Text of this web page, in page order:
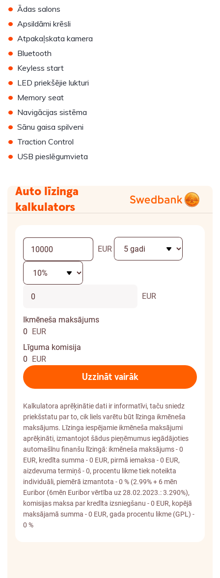
• Ādas salons
• Apsildāmi krēsli
• Atpakaļskata kamera
• Bluetooth
• Keyless start
• LED priekšējie lukturi
• Memory seat
• Navigācijas sistēma
• Sānu gaisa spilveni
• Traction Control
• USB pieslēgumvieta